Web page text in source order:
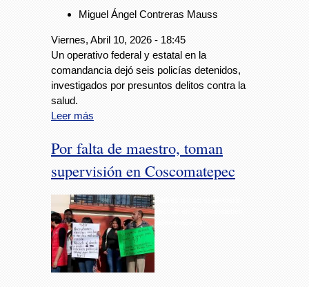
Miguel Ángel Contreras Mauss
Viernes, Abril 10, 2026 - 18:45
Un operativo federal y estatal en la
comandancia dejó seis policías detenidos,
investigados por presuntos delitos contra la
salud.
Leer más
Por falta de maestro, toman
supervisión en Coscomatepec